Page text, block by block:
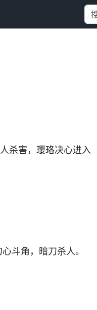
杀害，璎珞决心进入
斗角，暗刀杀人。